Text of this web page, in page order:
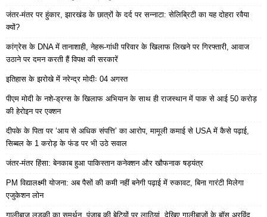
जंतर-मंतर पर हुंकार, झारखंड के छात्रों के दर्द पर सन्नाटा: सेलिब्रिटी का यह दोहरा रवैया
क्यों?
कांग्रेस के DNA में तानाशाही, नेहरू-गांधी परिवार के खिलाफ लिखने पर गिरफ्तारी, आवाज
उठाने पर दमन करती हैं विपक्ष की सरकारें
इतिहास के झरोखे में नरेन्द्र मोदीः 04 अगस्त
पीएम मोदी के नशे-ड्रग्स के खिलाफ अभियान के साथ ही राजस्थान में पाक से आई 50 करोड़
की हेरोइन पर एक्शन
दीपके के पिता पर ‘आय से अधिक संपत्ति’ का आरोप, मामूली कमाई से USA में कैसे पढ़ाई,
सिब्बल के 1 करोड़ के फंड पर भी उठे सवाल
जंतर-मंतर हिंसा: बेनकाब हुआ पाकिस्तान कनेक्शन और खौफनाक षड्यंत्र
PM विद्यालक्ष्मी योजना: अब पैसों की कमी नहीं बनेगी पढ़ाई में रुकावट, बिना गारंटी मिलेगा
एजुकेशन लोन
गालीबाज लड़की का समर्थन, पंजाब की बेटियों पर लाठियां, देखिए गालीबाजों के बॉस अरविंद